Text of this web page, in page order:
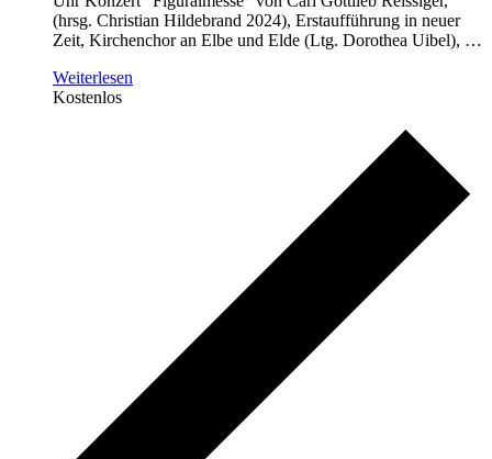
(hrsg. Christian Hildebrand 2024), Erstaufführung in neuer
Zeit, Kirchenchor an Elbe und Elde (Ltg. Dorothea Uibel), …
Weiterlesen
Kostenlos